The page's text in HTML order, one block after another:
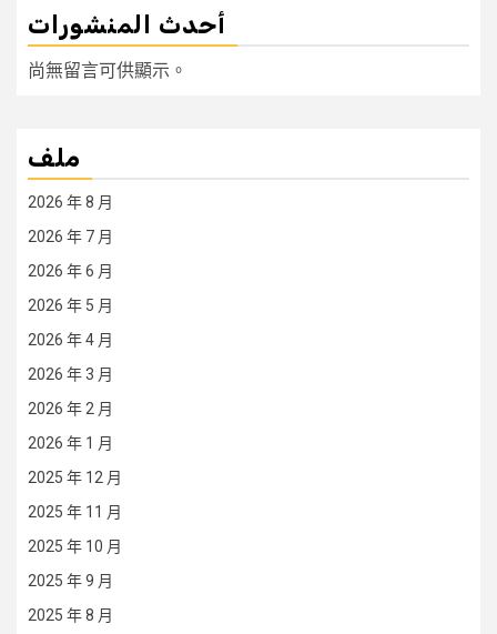
أحدث المنشورات
尚無留言可供顯示。
ملف
2026 年 8 月
2026 年 7 月
2026 年 6 月
2026 年 5 月
2026 年 4 月
2026 年 3 月
2026 年 2 月
2026 年 1 月
2025 年 12 月
2025 年 11 月
2025 年 10 月
2025 年 9 月
2025 年 8 月